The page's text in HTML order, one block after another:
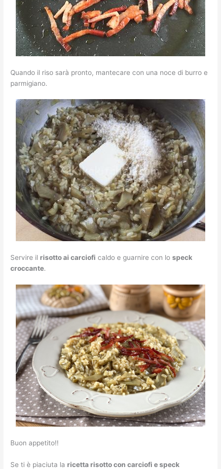
Quando il riso sarà pronto, mantecare con una noce di burro e
parmigiano.
Servire il risotto ai carciofi caldo e guarnire con lospeck
croccante.
Buon appetito!!
Se ti è piaciuta la ricetta risotto con carciofi e speck